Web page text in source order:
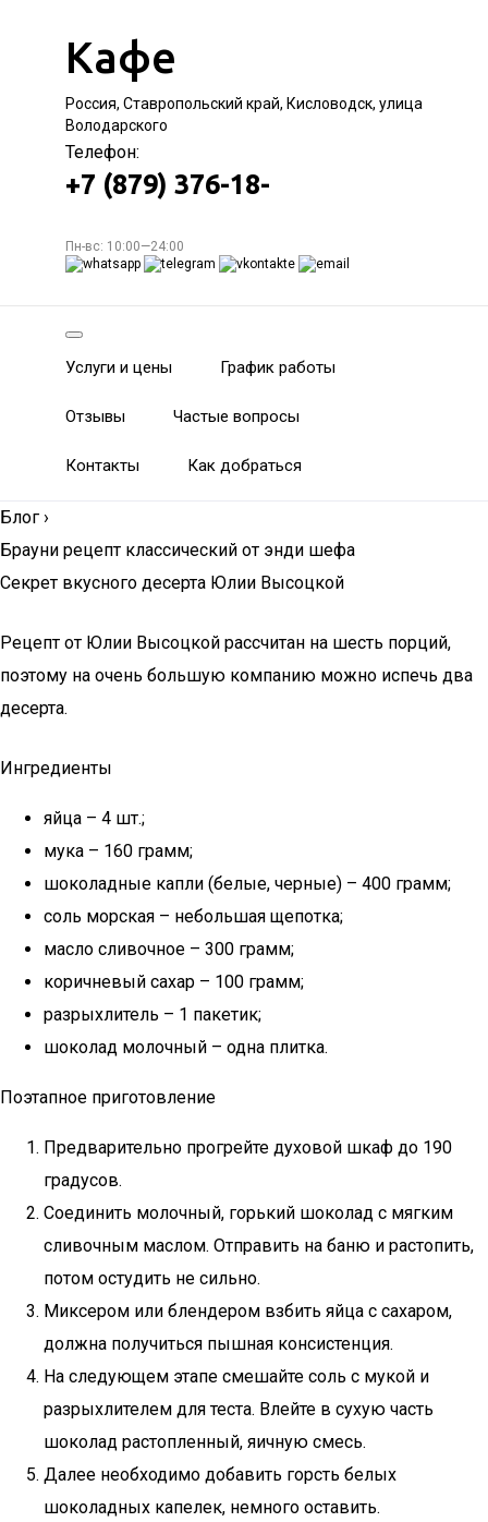
Кафе
Россия, Ставропольский край, Кисловодск, улица
Володарского
Телефон:
+7 (879) 376-18-
Пн-вс: 10:00—24:00
Услуги и цены График работы
Отзывы Частые вопросы
Контакты Как добраться
Блог ›
Брауни рецепт классический от энди шефа
Секрет вкусного десерта Юлии Высоцкой
Рецепт от Юлии Высоцкой рассчитан на шесть порций,
поэтому на очень большую компанию можно испечь два
десерта.
Ингредиенты
яйца – 4 шт.;
мука – 160 грамм;
шоколадные капли (белые, черные) – 400 грамм;
соль морская – небольшая щепотка;
масло сливочное – 300 грамм;
коричневый сахар – 100 грамм;
разрыхлитель – 1 пакетик;
шоколад молочный – одна плитка.
Поэтапное приготовление
Предварительно прогрейте духовой шкаф до 190
градусов.
Соединить молочный, горький шоколад с мягким
сливочным маслом. Отправить на баню и растопить,
потом остудить не сильно.
Миксером или блендером взбить яйца с сахаром,
должна получиться пышная консистенция.
На следующем этапе смешайте соль с мукой и
разрыхлителем для теста. Влейте в сухую часть
шоколад растопленный, яичную смесь.
Далее необходимо добавить горсть белых
шоколадных капелек, немного оставить.